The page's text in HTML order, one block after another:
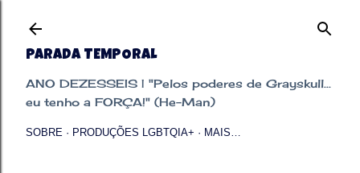
PARADA TEMPORAL
ANO DEZESSEIS | "Pelos poderes de Grayskull...
eu tenho a FORÇA!" (He-Man)
SOBRE PRODUÇÕES LGBTQIA+ MAIS…